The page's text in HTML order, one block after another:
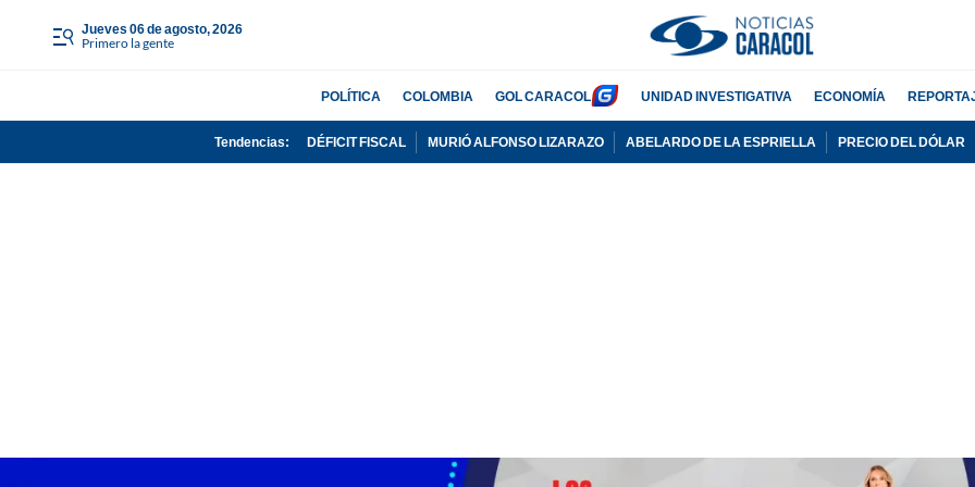
jueves 06 de agosto, 2026
Primero la gente
POLÍTICA COLOMBIA GOL CARACOL UNIDAD INVESTIGATIVA ECONOMÍA
Tendencias: DÉFICIT FISCAL MURIÓ ALFONSO LIZARAZO ABELARDO DE LA ESPRIELLA PRECIO DEL DÓLAR